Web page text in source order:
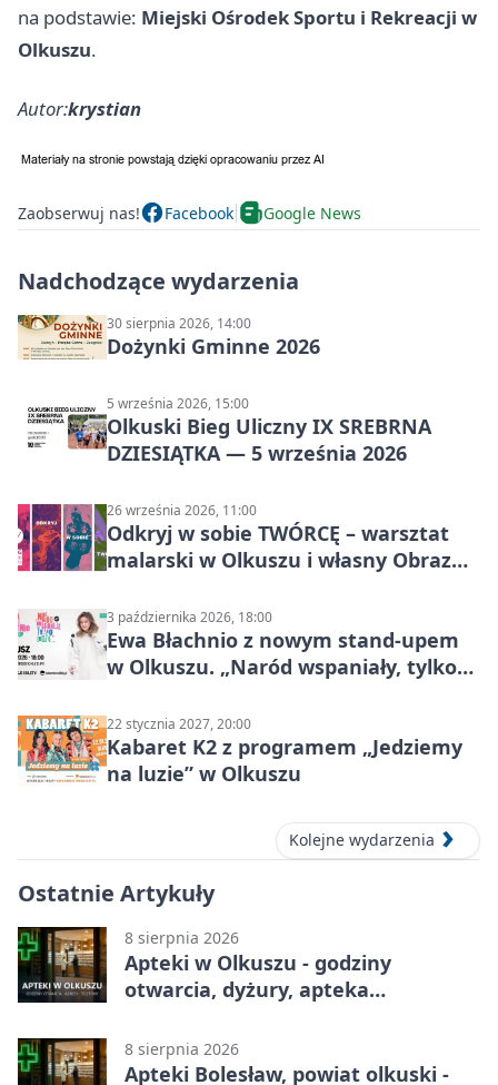
na podstawie: Miejski Ośrodek Sportu i Rekreacji w
Olkuszu.
Autor:krystian
Zaobserwuj nas! Facebook Google News
Nadchodzące wydarzenia
30 sierpnia 2026, 14:00
Dożynki Gminne 2026
5 września 2026, 15:00
Olkuski Bieg Uliczny IX SREBRNA
DZIESIĄTKA — 5 września 2026
26 września 2026, 11:00
Odkryj w sobie TWÓRCĘ – warsztat
malarski w Olkuszu i własny Obraz
3 października 2026, 18:00
Ewa Błachnio z nowym stand-upem
w Olkuszu. „Naród wspaniały, tylko
22 stycznia 2027, 20:00
Kabaret K2 z programem „Jedziemy
na luzie” w Olkuszu
Kolejne wydarzenia
Ostatnie Artykuły
8 sierpnia 2026
Apteki w Olkuszu - godziny
otwarcia, dyżury, apteka
8 sierpnia 2026
Apteki Bolesław, powiat olkuski -